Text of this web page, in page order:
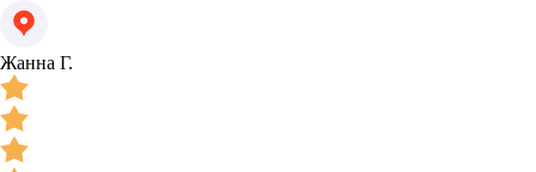
Жанна Г.